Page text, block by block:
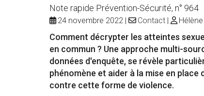
Note rapide Prévention-Sécurité, n° 964
24 novembre 2022 Contact
Comment décrypter les atteintes
en commun ? Une approche multi-
données d'enquête, se révèle
phénomène et aider à la mise en
contre cette forme de violence.